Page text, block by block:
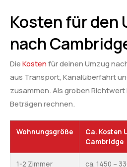
Kosten für den
nach
DieKostenfür deinen Umzug
aus Transport, Kanalüberfahrt
zusammen. Als groben
Beträgen rechnen.
Wohnungsgröße
Ca. Kosten
Cambridge
1-2 Zimmer ca. 1450 –